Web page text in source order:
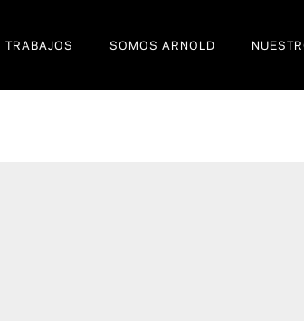
TRABAJOS SOMOS ARNOLD